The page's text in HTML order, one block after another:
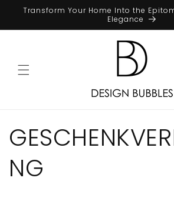
zum
Transform Your Home Into the
Elegance
NG